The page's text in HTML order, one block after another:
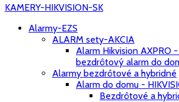
KAMERY-HIKVISION-SK
Alarmy-EZS
ALARM sety-AKCIA
Alarm Hikvision AXPRO
bezdrôtový alarm do
Alarmy bezdrôtové a hybridné
Alarm do domu -
Bezdrôtové a